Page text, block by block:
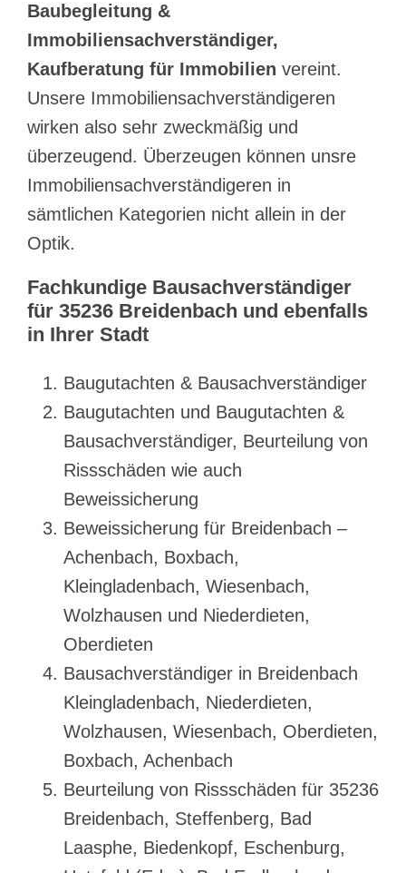
Baubegleitung &
Immobiliensachverständiger,
Kaufberatung für Immobilien vereint.
Unsere Immobiliensachverständigeren
wirken also sehr zweckmäßig und
überzeugend. Überzeugen können unsre
Immobiliensachverständigeren in
sämtlichen Kategorien nicht allein in der
Optik.
Fachkundige Bausachverständiger
für 35236 Breidenbach und ebenfalls
in Ihrer Stadt
Baugutachten & Bausachverständiger
Baugutachten und Baugutachten &
Bausachverständiger, Beurteilung von
Rissschäden wie auch
Beweissicherung
Beweissicherung für Breidenbach –
Achenbach, Boxbach,
Kleingladenbach, Wiesenbach,
Wolzhausen und Niederdieten,
Oberdieten
Bausachverständiger in Breidenbach
Kleingladenbach, Niederdieten,
Wolzhausen, Wiesenbach, Oberdieten,
Boxbach, Achenbach
Beurteilung von Rissschäden für 35236
Breidenbach, Steffenberg, Bad
Laasphe, Biedenkopf, Eschenburg,